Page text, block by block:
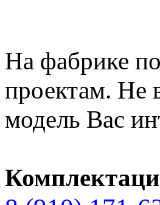
На фабрике
проектам. Не
модель Вас